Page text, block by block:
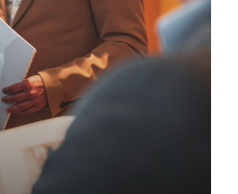
jaar ervaring in de makelaardij
markt in Utrecht e.o. als